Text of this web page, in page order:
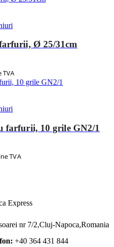
Ø 25/31cm
farfurii, 10 grile GN2/1
TVA
nr 7/2,Cluj-Napoca,Romania
+40 364 431 844